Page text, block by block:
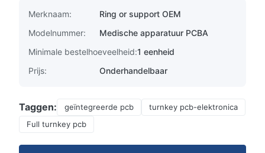
Merknaam:
Ring or support OEM
Modelnummer:
Medische apparatuur PCBA
Minimale bestelhoeveelheid:1 eenheid
Prijs:
Onderhandelbaar
Taggen: geïntegreerde pcb
turnkey pcb-elektronica
Full turnkey pcb